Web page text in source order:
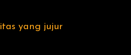
yang jujur